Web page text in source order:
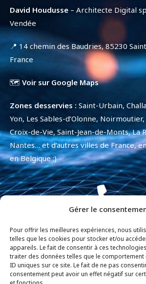
Gérer le
Pour offrir les meilleures expériences, nous
telles que les cookies pour stocker et/ou
appareils. Le fait de consentir à ces
traiter des données telles que le comportement
ID uniques sur ce site. Le fait de ne pas
consentement peut avoir un effet négatif sur
David Houdusse – Architecte Digital
Vendée
📍 14 chemin des Baudries, 85230
France
🗺️ Voir sur Google Maps
Zones desservies : Saint-Urbain,
Yon, Les Sables-d’Olonne,
Croix-de-Vie, Saint-Jean-de-Monts, La
Nantes… et d’autres villes de France,
en Belgique :)
+33 7 84 12 69 85